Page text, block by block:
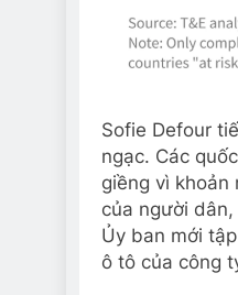
Sofie Defour
ngạc. Các
giềng vì khoản
của người
Ủy ban mới
ô tô của công